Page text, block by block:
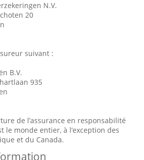
N.V.
20
suivant :
B.V.
935
de l’assurance en responsabilité
le monde entier, à l’exception des
et du Canada.